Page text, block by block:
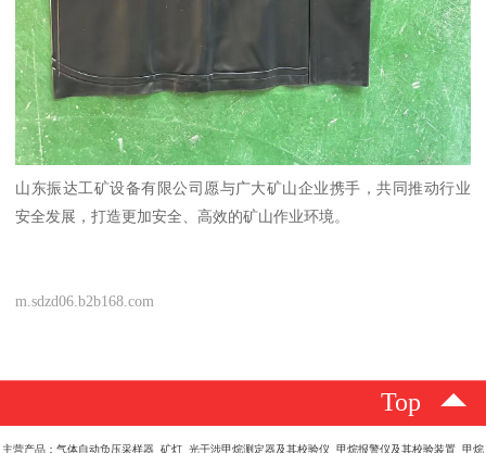
山东振达工矿设备有限公司愿与广大矿山企业携手，共同推动行业
安全发展，打造更加安全、高效的矿山作业环境。
m.sdzd06.b2b168.com
Top
主营产品：气体自动负压采样器 矿灯 光干涉甲烷测定器及其校验仪 甲烷报警仪及其校验装置 甲烷